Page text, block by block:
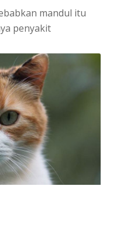
mandul itu
penyakit